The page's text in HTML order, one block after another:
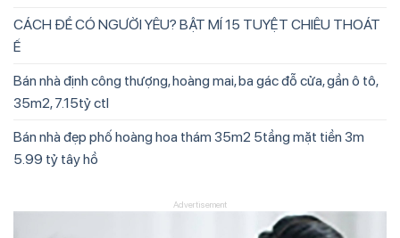
CÁCH ĐỂ CÓ NGƯỜI YÊU? BẬT MÍ 15 TUYỆT CHIÊU THOÁT
Ế
Bán nhà định công thượng, hoàng mai, ba gác đỗ cửa, gần ô tô,
35m2, 7.15tỷ ctl
Bán nhà đẹp phố hoàng hoa thám 35m2 5tầng mặt tiền 3m
5.99 tỷ tây hồ
Advertisement